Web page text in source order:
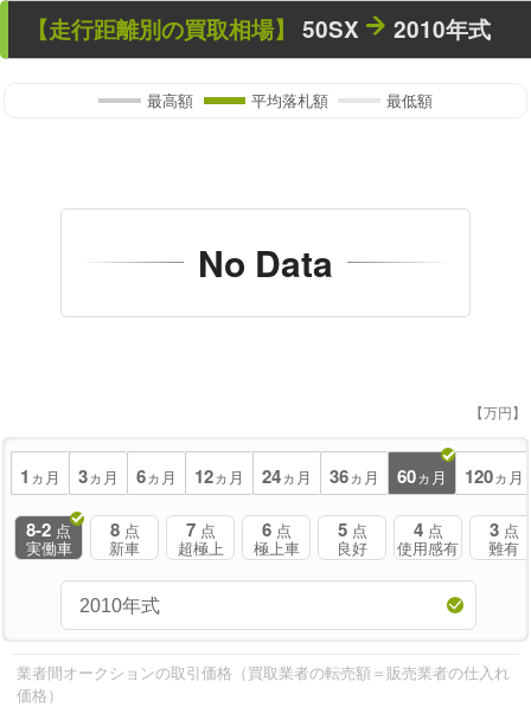
【走行距離別の買取相場】 50SX 2010年式
最高額 平均落札額 最低額
No Data
【万円】
1 ヵ月 3ヵ月 6ヵ月 12ヵ月 24ヵ月 36ヵ月 60ヵ月 120ヵ月
8-2 点
実働車
8 点
新車
7 点
超極上
6 点
極上車
5 点
良好
4 点
使用感有
3 点
難有
業者間オークションの取引価格（買取業者の転売額＝販売業者の仕入れ
価格）